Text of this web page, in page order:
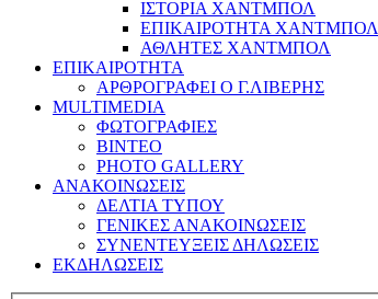
ΙΣΤΟΡΙΑ ΧΑΝΤΜΠΟΛ
ΕΠΙΚΑΙΡΟΤΗΤΑ ΧΑΝΤΜΠΟΛ
ΑΘΛΗΤΕΣ ΧΑΝΤΜΠΟΛ
ΕΠΙΚΑΙΡΟΤΗΤΑ
ΑΡΘΡΟΓΡΑΦΕΙ Ο Γ.ΛΙΒΕΡΗΣ
MULTIMEDIA
ΦΩΤΟΓΡΑΦΙΕΣ
ΒΙΝΤΕΟ
PHOTO GALLERY
ΑΝΑΚΟΙΝΩΣΕΙΣ
ΔΕΛΤΙΑ ΤΥΠΟΥ
ΓΕΝΙΚΕΣ ΑΝΑΚΟΙΝΩΣΕΙΣ
ΣΥΝΕΝΤΕΥΞΕΙΣ ΔΗΛΩΣΕΙΣ
ΕΚΔΗΛΩΣΕΙΣ